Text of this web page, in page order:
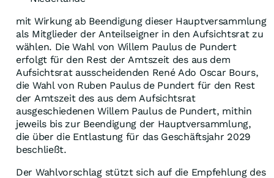
mit Wirkung ab Beendigung dieser Hauptversammlung
als Mitglieder der Anteilseigner in den Aufsichtsrat zu
wählen. Die Wahl von Willem Paulus de Pundert
erfolgt für den Rest der Amtszeit des aus dem
Aufsichtsrat ausscheidenden René Ado Oscar Bours,
die Wahl von Ruben Paulus de Pundert für den Rest
der Amtszeit des aus dem Aufsichtsrat
ausgeschiedenen Willem Paulus de Pundert, mithin
jeweils bis zur Beendigung der Hauptversammlung,
die über die Entlastung für das Geschäftsjahr 2029
beschließt.
Der Wahlvorschlag stützt sich auf die Empfehlung des